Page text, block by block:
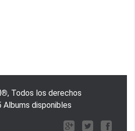
, Todos los derechos
Albums disponibles